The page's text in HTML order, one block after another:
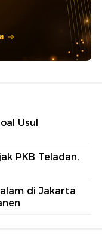
Usul
PKB Teladan,
di Jakarta